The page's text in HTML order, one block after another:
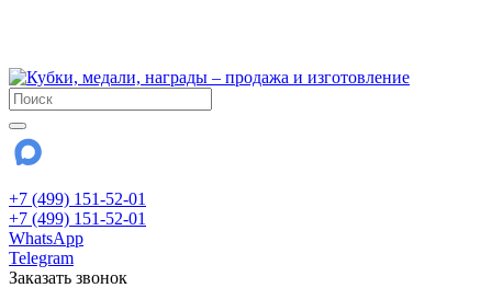
+7 (499) 151-52-01
+7 (499) 151-52-01
WhatsApp
Telegram
Заказать звонок